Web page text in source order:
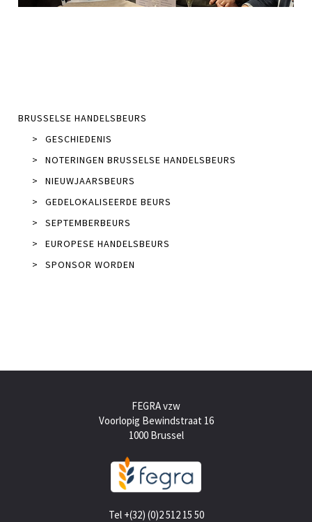
BRUSSELSE HANDELSBEURS
>
GESCHIEDENIS
>
NOTERINGEN BRUSSELSE HANDELSBEURS
>
NIEUWJAARSBEURS
>
GEDELOKALISEERDE BEURS
>
SEPTEMBERBEURS
>
EUROPESE HANDELSBEURS
>
SPONSOR WORDEN
FEGRA vzw
Voorlopig Bewindstraat 16
1000 Brussel
Tel +(32) (0)2 512 15 50